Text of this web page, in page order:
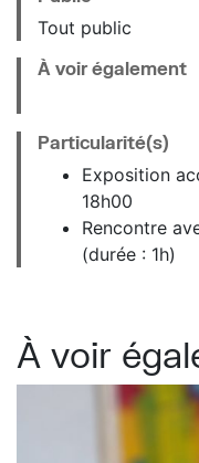
Tout public
À voir également
Particularité(s)
Exposition
18h00
Rencontre
(durée : 1h)
À voir